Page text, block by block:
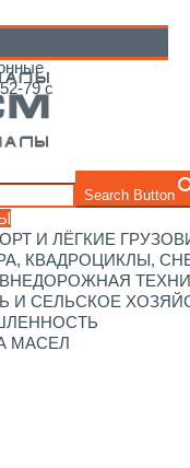
Search Button
И ЛЁГКИЕ
КВАДРОЦИКЛЫ,
И СЕЛЬСКОЕ
МАСЕЛ
79 с